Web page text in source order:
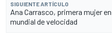
SIGUIENTE ARTÍCULO
Ana Carrasco, primera mujer
mundial de velocidad